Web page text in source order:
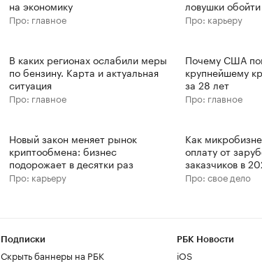
на экономику
Про: главное
ловушки обойти
Про: карьеру
В каких регионах ослабили меры
по бензину. Карта и актуальная
ситуация
Про: главное
Почему США
крупнейшему
за 28 лет
Про: главное
Новый закон меняет рынок
криптообмена: бизнес
подорожает в десятки раз
Про: карьеру
Как
оплату от
заказчиков в
Про: свое дело
Подписки
Скрыть баннеры на РБК
РБК Новости
iOS